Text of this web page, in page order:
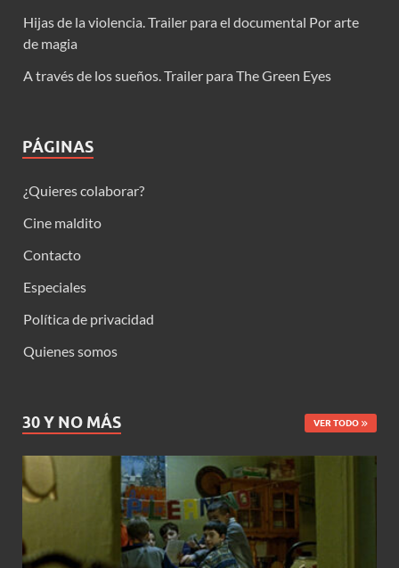
Hijas de la violencia. Trailer para el documental Por arte
de magia
A través de los sueños. Trailer para The Green Eyes
PÁGINAS
¿Quieres colaborar?
Cine maldito
Contacto
Especiales
Política de privacidad
Quienes somos
30 Y NO MÁS VER TODO